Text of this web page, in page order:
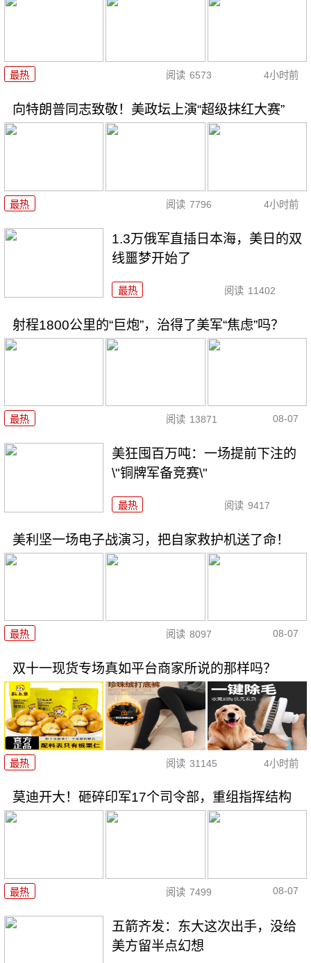
最热 阅读 6573 4小时前
向特朗普同志致敬！美政坛上演“超级抹红大赛”
最热 阅读 7796 4小时前
1.3万俄军直插日本海，美日的双
线噩梦开始了
最热 阅读 11402
射程1800公里的“巨炮”，治得了美军“焦虑”吗？
最热 阅读 13871 08-07
美狂囤百万吨：一场提前下注的
\"铜牌军备竞赛\"
最热 阅读 9417
美利坚一场电子战演习，把自家救护机送了命！
最热 阅读 8097 08-07
双十一现货专场真如平台商家所说的那样吗？
最热 阅读 31145 4小时前
莫迪开大！砸碎印军17个司令部，重组指挥结构
最热 阅读 7499 08-07
五箭齐发：东大这次出手，没给
美方留半点幻想